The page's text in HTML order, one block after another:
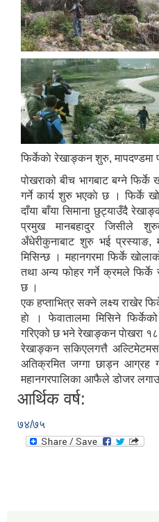
फिर्केकाे रेखाङ्कन शुरु, मापदण्डमा
पोखराको बीच भागबाट बग्ने
गर्ने कार्य शुरु भएकाे छ । फिर्के
दाँया बाँया सिमाना छुट्याउँदै
प्रमुख मानबहादुर जिसीले
अँधेरीकुनाबाट शुरु भई प्रस्याङ,
मिसिन्छ । महानगरमा फिर्के
तथा अन्य फाेहर गर्ने क्रमले
छ ।
एक हप्ताभित्र सक्ने लक्ष्य राखेर
हाे । फेवातालमा मिसिने
गरिएको छ भने रेखाङ्कन पाेखरा
रेखाङ्कन सकिएलगत्तै
अतिक्रमित जग्गा छाड्न आग्रह
महानगरपालिका आफैले डोजर
आर्थिक वर्ष:
७४/७५